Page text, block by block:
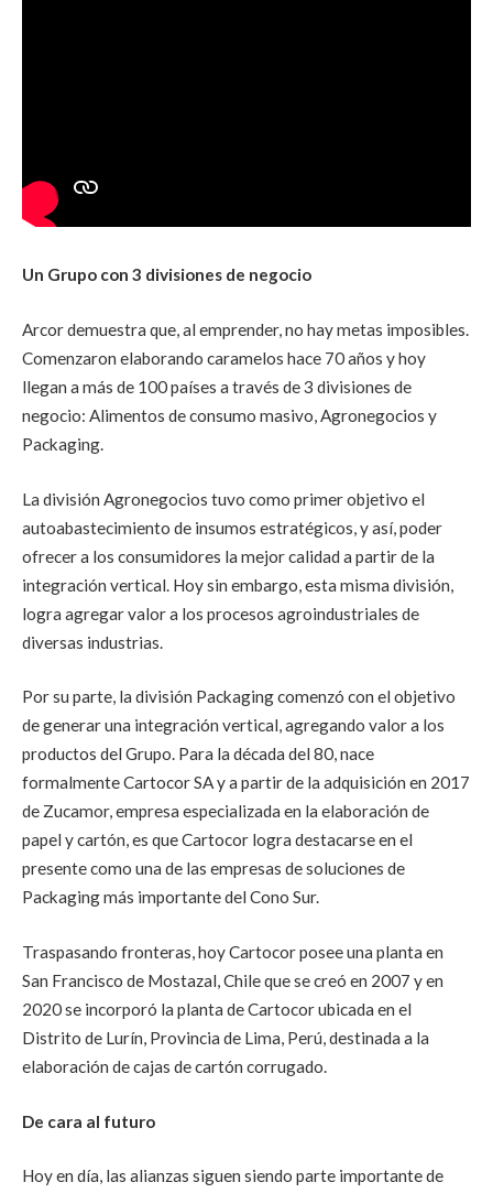
Un Grupo con 3 divisiones de negocio
Arcor demuestra que, al emprender, no hay metas imposibles.
Comenzaron elaborando caramelos hace 70 años y hoy
llegan a más de 100 países a través de 3 divisiones de
negocio: Alimentos de consumo masivo, Agronegocios y
Packaging.
La división Agronegocios tuvo como primer objetivo el
autoabastecimiento de insumos estratégicos, y así, poder
ofrecer a los consumidores la mejor calidad a partir de la
integración vertical. Hoy sin embargo, esta misma división,
logra agregar valor a los procesos agroindustriales de
diversas industrias.
Por su parte, la división Packaging comenzó con el objetivo
de generar una integración vertical, agregando valor a los
productos del Grupo. Para la década del 80, nace
formalmente Cartocor SA y a partir de la adquisición en 2017
de Zucamor, empresa especializada en la elaboración de
papel y cartón, es que Cartocor logra destacarse en el
presente como una de las empresas de soluciones de
Packaging más importante del Cono Sur.
Traspasando fronteras, hoy Cartocor posee una planta en
San Francisco de Mostazal, Chile que se creó en 2007 y en
2020 se incorporó la planta de Cartocor ubicada en el
Distrito de Lurín, Provincia de Lima, Perú, destinada a la
elaboración de cajas de cartón corrugado.
De cara al futuro
Hoy en día, las alianzas siguen siendo parte importante de